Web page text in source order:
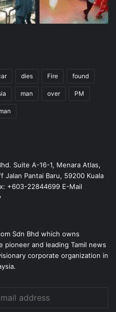
dies Fire found
man over PM
Suite A-16-1, Menara Atlas,
Jalan Pantai Baru, 59200 Kuala
+603-22844699 E-Mail
Sdn Bhd which owns
pioneer and leading Tamil news
corporate organization in